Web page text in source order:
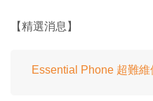
【精選消息】
Essential Phone 超難維